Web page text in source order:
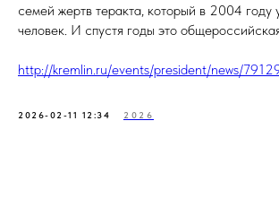
семей жертв теракта, который в 2004 году
человек. И спустя годы это
http://kremlin.ru/events/president/news/
2026-02-11 12:34 2026